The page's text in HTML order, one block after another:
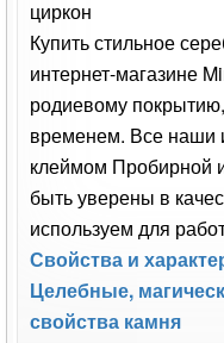
циркон
Купить стильное
интернет-магазине
родиевому
временем. Все наши
клеймом Пробирной
быть уверены в
используем для
Свойства и
Целебные,
свойства камня